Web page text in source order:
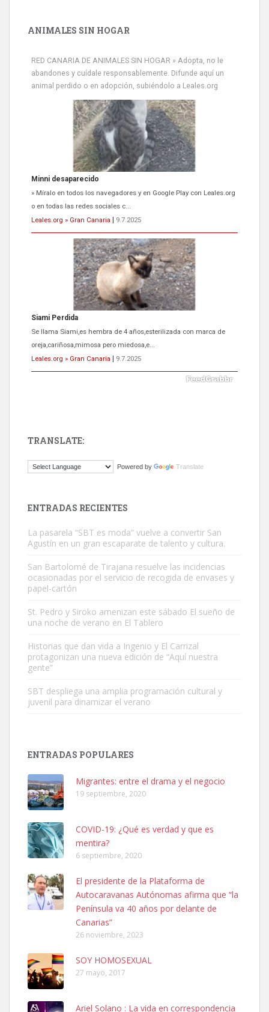
ANIMALES SIN HOGAR
RED CANARIA DE ANIMALES SIN HOGAR » Adopta, no le
abandones y cuídale responsablemente. Difunde aquí un
animal perdido o en adopción, subiéndolo a Leales.org
Siami Perdida
Se llama Siami,es hembra de 4 años,esterilizada con marca de
oreja,cariñosa,mimosa pero miedosa,e...
Leales.org » Gran Canaria
9.7.2025
ADOPCIÓN URGENTE GATA TEROR GRAN CANARIA
El ayuntamiento se va a llevar a Los Gatos callejeros de la zona los
próximos días, ella incluida...
Leales.org » Gran Canaria
9.7.2025
Este gato macho ha aparecido en la calle hace menos de un mes,
Adopción urgente
Busco adopción responsable para mi perra. Pastor alemán,
hembra, 4 años. Por motivos personales ...
Leales.org » Gran Canaria
Ninfa perdida
El día 5 se los perdió una ninfa papillera, asustada tiene miedo a la
calle, se perdió por la zon...
Leales.org » Gran Canaria
6.7.2025
TRANSLATE:
Powered by Translate
ENTRADAS RECIENTES
La pasarela “SBT es moda” vuelve a convertir San
Agustín en un gran escaparate de talento y cultura.
San Bartolomé de Tirajana resuelve las incidencias
ocasionadas por el servicio de recogida de envases y
papel-cartón
St. Pedro y Siroko amenizan este sábado El sueño de
una noche de verano en El Tablero
Historias que dan vida a Ingenio y El Carrizal
protagonizan una nueva edición de “Aquí nuestra
gente”
SBT despliega una amplia programación cultural y
juvenil para dinamizar el verano
ENTRADAS POPULARES
Migrantes: entre el drama y el negocio
19 septiembre, 2020
COVID-19: ¿Qué es verdad y que es
mentira?
6 septiembre, 2020
El presidente de la Plataforma de
Autocaravanas Autónomas afirma que “la
Península va 40 años por delante de
Canarias”
26 noviembre, 2023
SOY HOMOSEXUAL
27 mayo, 2017
Ariel Solano : La vida en correspondencia